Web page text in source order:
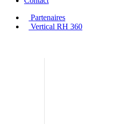
Partenaires
Vertical RH 360